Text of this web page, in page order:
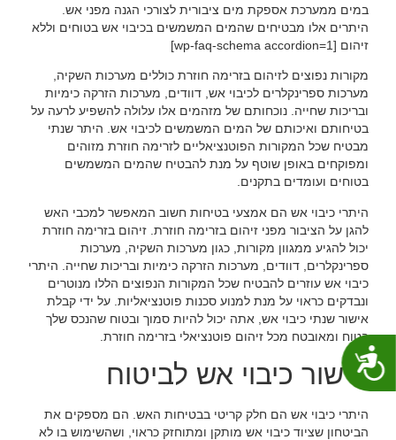
נגישות
במים ממערכת אספקת מים ציבורית לצורכי הגנה מפני אש.
היתרים אלו מבטיחים שהמים המשמשים בכיבוי אש בטוחים וללא
זיהום [wp-faq-schema accordion=1]
מקורות נפוצים לזיהום בזרימה חוזרת כוללים מערכות השקיה,
מערכות ספרינקלרים לכיבוי אש, דוודים, מערכות הזרקה כימיות
ובריכות שחייה. נוכחותם של מזהמים אלו עלולה להשפיע לרעה על
בטיחותם ואיכותם של המים המשמשים לכיבוי אש. היתר שנתי
מבטיח שכל המקורות הפוטנציאליים לזרימה חוזרת מזוהים
ומפוקחים באופן שוטף על מנת להבטיח שהמים המשמשים
בטוחים ועומדים בתקנים.
היתרי כיבוי אש הם אמצעי בטיחות חשוב המאפשר למכבי האש
להגן על הציבור מפני זיהום בזרימה חוזרת. זיהום בזרימה חוזרת
יכול להגיע ממגוון מקורות, כגון מערכות השקיה, מערכות
ספרינקלרים, דוודים, מערכות הזרקה כימיות ובריכות שחייה. היתרי
כיבוי אש עוזרים להבטיח שכל המקורות הנפוצים הללו מנוטרים
ונבדקים כראוי על מנת למנוע סכנות פוטנציאליות. על ידי קבלת
אישור שנתי כיבוי אש, אתה יכול להיות סמוך ובטוח שהנכס שלך
בטוח ומאובטח מכל זיהום פוטנציאלי בזרימה חוזרת.
אישור כיבוי אש לביטוח
היתרי כיבוי אש הם חלק קריטי בבטיחות האש. הם מספקים את
הביטחון שציוד כיבוי אש מותקן ומתוחזק כראוי, ושהשימוש בו לא